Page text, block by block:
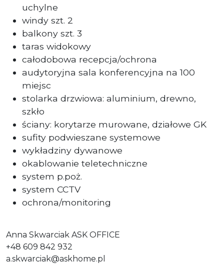
uchylne
windy szt. 2
balkony szt. 3
taras widokowy
całodobowa recepcja/ochrona
audytoryjna sala konferencyjna na 100
miejsc
stolarka drzwiowa: aluminium, drewno,
szkło
ściany: korytarze murowane, działowe GK
sufity podwieszane systemowe
wykładziny dywanowe
okablowanie teletechniczne
system p.poż.
system CCTV
ochrona/monitoring
Anna Skwarciak ASK OFFICE
+48 609 842 932
a.skwarciak@askhome.pl